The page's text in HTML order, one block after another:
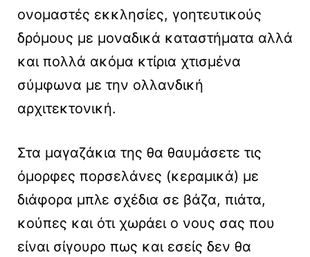
ονομαστές εκκλησίες, γοητευτικούς
δρόμους με μοναδικά καταστήματα αλλά
και πολλά ακόμα κτίρια χτισμένα
σύμφωνα με την ολλανδική
αρχιτεκτονική.
Στα μαγαζάκια της θα θαυμάσετε τις
όμορφες πορσελάνες (κεραμικά) με
διάφορα μπλε σχέδια σε βάζα, πιάτα,
κούπες και ότι χωράει ο νους σας που
είναι σίγουρο πως και εσείς δεν θα